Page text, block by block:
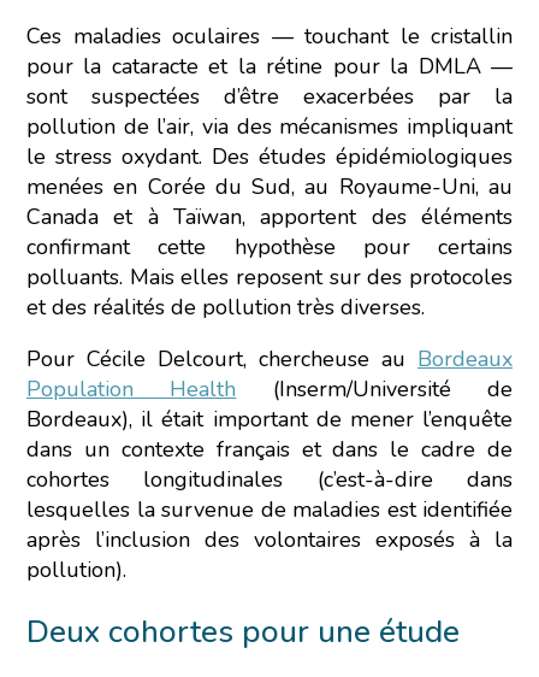
Ces maladies oculaires — touchant le cristallin
pour la cataracte et la rétine pour la DMLA —
sont suspectées d’être exacerbées par la
pollution de l’air, via des mécanismes impliquant
le stress oxydant. Des études épidémiologiques
menées en Corée du Sud, au Royaume-Uni, au
Canada et à Taïwan, apportent des éléments
confirmant cette hypothèse pour certains
polluants. Mais elles reposent sur des protocoles
et des réalités de pollution très diverses.
Pour Cécile Delcourt, chercheuse au Bordeaux
Population Health (Inserm/Université de
Bordeaux), il était important de mener l’enquête
dans un contexte français et dans le cadre de
cohortes longitudinales (c’est-à-dire dans
lesquelles la survenue de maladies est identifiée
après l’inclusion des volontaires exposés à la
pollution).
Deux cohortes pour une étude